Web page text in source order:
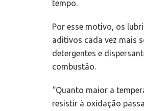
tempo.
Por esse motivo, os
aditivos cada vez mais
detergentes e
combustão.
“Quanto maior a
resistir à oxidação